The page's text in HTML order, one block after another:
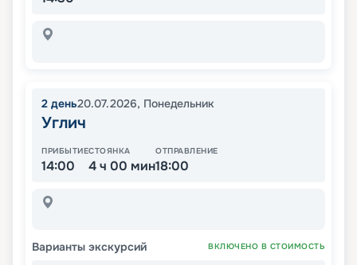
2 день20.07.2026, Понедельник
Углич
ПРИБЫТИЕ
14:00
СТОЯНКА
4 ч 00 мин
ОТПРАВЛЕНИЕ
18:00
Варианты экскурсий ВКЛЮЧЕНО В СТОИМОСТЬ